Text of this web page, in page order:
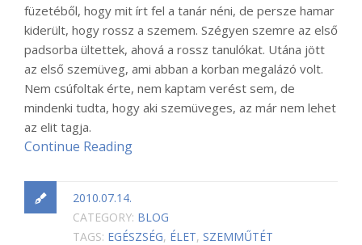
füzetéből, hogy mit írt fel a tanár néni, de persze hamar
kiderült, hogy rossz a szemem. Szégyen szemre az első
padsorba ültettek, ahová a rossz tanulókat. Utána jött
az első szemüveg, ami abban a korban megalázó volt.
Nem csúfoltak érte, nem kaptam verést sem, de
mindenki tudta, hogy aki szemüveges, az már nem lehet
az elit tagja.
Continue Reading
2010.07.14.
CATEGORY: BLOG
TAGS: EGÉSZSÉG, ÉLET, SZEMMŰTÉT